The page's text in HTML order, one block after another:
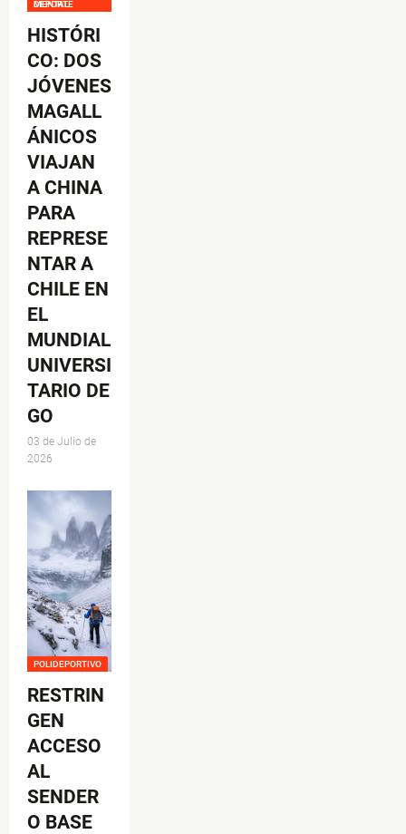
DEPORTE MENTAL
HISTÓRI
CO: DOS
JÓVENES
MAGALL
ÁNICOS
VIAJAN
A CHINA
PARA
REPRESE
NTAR A
CHILE EN
EL
MUNDIAL
UNIVERSI
TARIO DE
GO
03 de Julio de
2026
POLIDEPORTIVO
RESTRIN
GEN
ACCESO
AL
SENDER
O BASE